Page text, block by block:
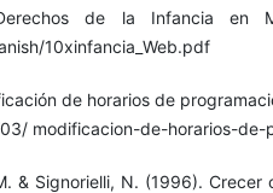
de la Infancia en
10xinfancia_Web.pdf
de horarios de
modificacion-de-horarios-de-
& Signorielli, N. (1996).